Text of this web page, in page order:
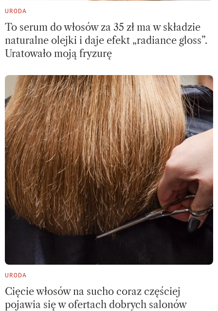
URODA
To serum do włosów za 35 zł ma w składzie
naturalne olejki i daje efekt „radiance gloss”.
Uratowało moją fryzurę
URODA
Cięcie włosów na sucho coraz częściej
pojawia się w ofertach dobrych salonów